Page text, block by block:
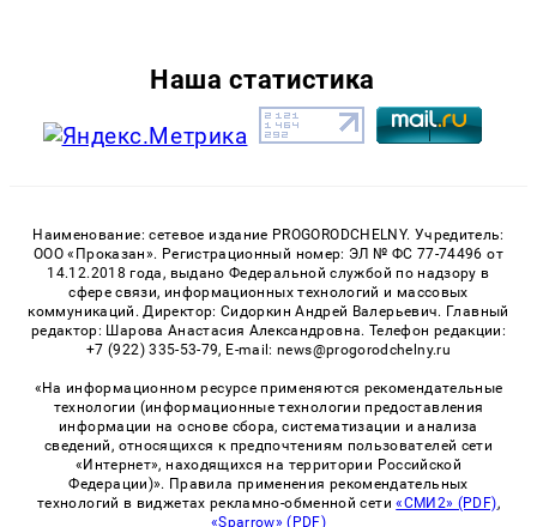
Наша статистика
Наименование: сетевое издание PROGORODCHELNY. Учредитель:
ООО «Проказан». Регистрационный номер: ЭЛ № ФС 77-74496 от
14.12.2018 года, выдано Федеральной службой по надзору в
сфере связи, информационных технологий и массовых
коммуникаций. Директор: Сидоркин Андрей Валерьевич. Главный
редактор: Шарова Анастасия Александровна. Телефон редакции:
+7 (922) 335-53-79, E-mail: news@progorodchelny.ru
«На информационном ресурсе применяются рекомендательные
технологии (информационные технологии предоставления
информации на основе сбора, систематизации и анализа
сведений, относящихся к предпочтениям пользователей сети
«Интернет», находящихся на территории Российской
Федерации)». Правила применения рекомендательных
технологий в виджетах рекламно-обменной сети«СМИ2» (PDF),
«Sparrow» (PDF)